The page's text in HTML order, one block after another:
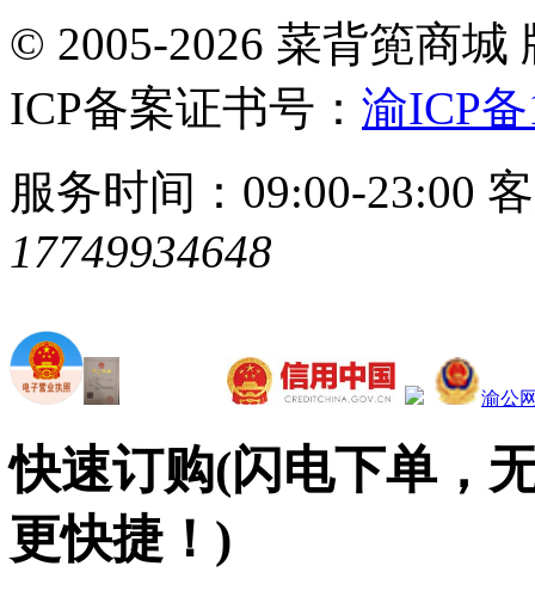
© 2005-2026 菜背篼商
ICP备案证书号： 渝ICP
服务时间：09:00-23:00
17749934648
渝公
快速订购(闪电下单，
更快捷！)